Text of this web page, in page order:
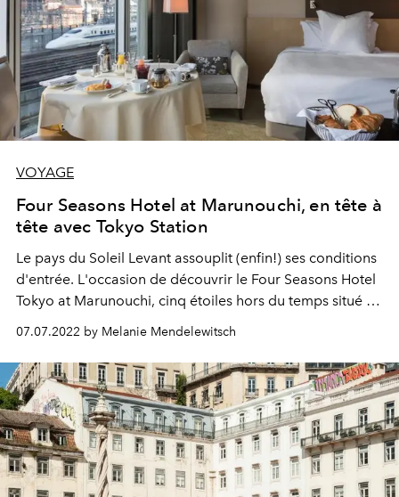
VOYAGE
Four Seasons Hotel at Marunouchi, en tête à
tête avec Tokyo Station
Le pays du Soleil Levant assouplit (enfin!) ses conditions
d'entrée. L'occasion de découvrir le Four Seasons Hotel
Tokyo at Marunouchi, cinq étoiles hors du temps situé à
un jet de pierres du Palais Impérial.
07.07.2022 by Melanie Mendelewitsch